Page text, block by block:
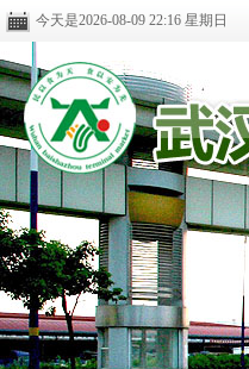
今天是2026-08-09 22:16 星期日